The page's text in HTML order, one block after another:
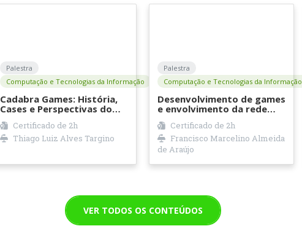
Palestra
Computação e Tecnologias da Informação
Cadabra Games: História,
Cases e Perspectivas do
Certificado de 2h
Thiago Luiz Alves Targino
Palestra
Computação e Tecnologias da Informação
Desenvolvimento de games
e envolvimento da rede
Certificado de 2h
Francisco Marcelino Almeida
de Araújo
VER TODOS OS CONTEÚDOS